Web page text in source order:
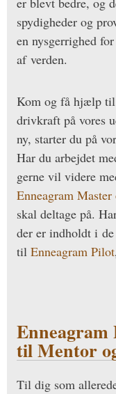
spydigheder og
en nysgerrighed
af verden.
Kom og få hjælp til
drivkraft på vores
ny, starter du på
Har du arbejdet
gerne vil videre
Enneagram
skal deltage på.
der er indholdt i de
til Enneagram Pilot
Enneagram
til Mentor
Til dig som